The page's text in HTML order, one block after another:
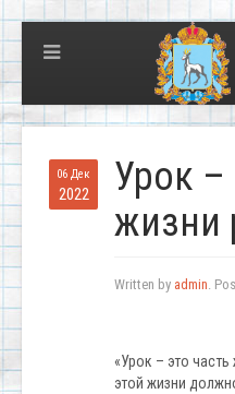
06 Дек
2022
Урок –
жизни
Written by admin.
«Урок – это
этой жизни